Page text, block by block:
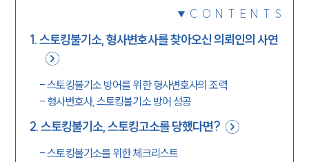
CONTENTS
1.스토킹불기소, 형사변호사를 찾아오신 의뢰인의 사연
-스토킹불기소 방어를 위한 형사변호사의 조력
- 형사변호사, 스토킹불기소 방어 성공
2.스토킹불기소, 스토킹고소를 당했다면?
-스토킹불기소를 위한 체크리스트